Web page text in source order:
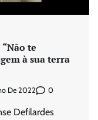
te
à sua terra
De 2022 0
Defilardes